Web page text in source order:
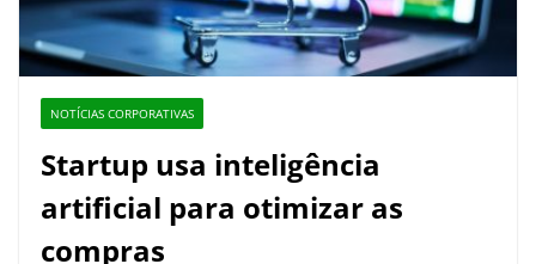
NOTÍCIAS CORPORATIVAS
Startup usa inteligência
artificial para otimizar as
compras